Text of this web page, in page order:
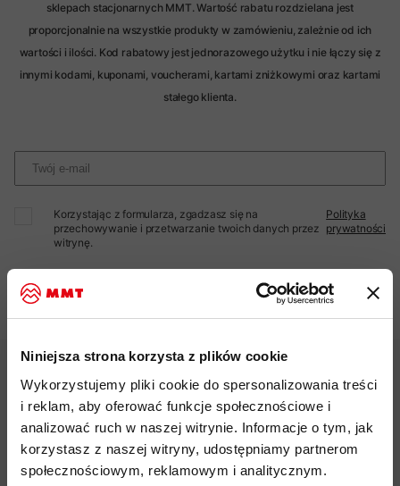
Niniejsza strona korzysta z plików cookie
Wykorzystujemy pliki cookie do spersonalizowania treści
i reklam, aby oferować funkcje społecznościowe i
analizować ruch w naszej witrynie. Informacje o tym, jak
korzystasz z naszej witryny, udostępniamy partnerom
społecznościowym, reklamowym i analitycznym.
sklepach stacjonarnych MMT. Wartość rabatu rozdzielana jest
proporcjonalnie na wszystkie produkty w zamówieniu, zależnie od ich
wartości i ilości. Kod rabatowy jest jednorazowego użytku i nie łączy się z
innymi kodami, kuponami, voucherami, kartami zniżkowymi oraz kartami
stałego klienta.
Korzystając z formularza, zgadzasz się na
przechowywanie i przetwarzanie twoich danych przez
witrynę.
Polityka
prywatności
Darmowa dostawa od 200 zł